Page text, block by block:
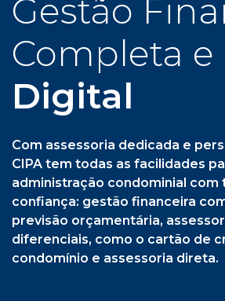
Com assessoria dedicada e
CIPA tem todas as facilidades
administração condominial com
confiança: gestão financeira
previsão orçamentária,
condomínio e assessoria direta.
solicite um consultor